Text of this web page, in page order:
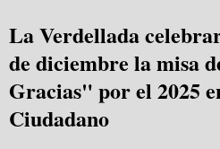
La Verdellada
de diciembre la misa
Gracias" por el 2025
Ciudadano